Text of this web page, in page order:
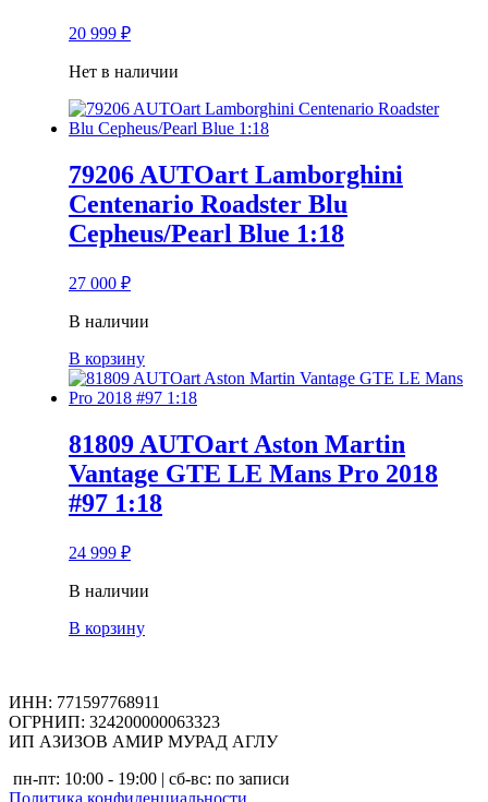
20 999 ₽
Нет в наличии
79206 AUTOart Lamborghini
Centenario Roadster Blu
Cepheus/Pearl Blue 1:18
27 000 ₽
В наличии
В корзину
81809 AUTOart Aston Martin
Vantage GTE LE Mans Pro 2018
#97 1:18
24 999 ₽
В наличии
В корзину
ИНН: 771597768911
ОГРНИП: 324200000063323
ИП АЗИЗОВ АМИР МУРАД АГЛУ
пн-пт: 10:00 - 19:00 | сб-вс: по записи
Политика конфиденциальности